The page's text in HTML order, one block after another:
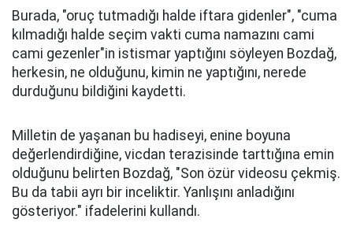
Burada, "oruç tutmadığı halde iftara gidenler", "cuma
kılmadığı halde seçim vakti cuma namazını cami
cami gezenler"in istismar yaptığını söyleyen Bozdağ,
herkesin, ne olduğunu, kimin ne yaptığını, nerede
durduğunu bildiğini kaydetti.
Milletin de yaşanan bu hadiseyi, enine boyuna
değerlendirdiğine, vicdan terazisinde tarttığına emin
olduğunu belirten Bozdağ, "Son özür videosu çekmiş.
Bu da tabii ayrı bir inceliktir. Yanlışını anladığını
gösteriyor." ifadelerini kullandı.